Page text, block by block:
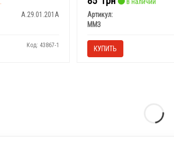
А.29.01.201А
Код: 43867-1
Артикул:
ММЗ
КУПИТЬ